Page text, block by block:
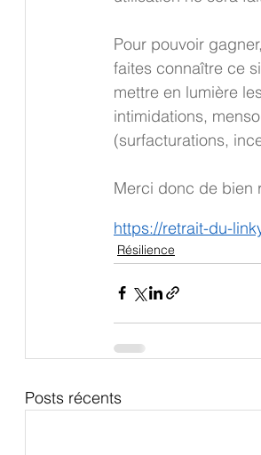
Pour pouvoir
faites connaître ce
mettre en lumière
intimidations,
(surfacturations,
Merci donc de bien
https://retrait-du-
Résilience
Posts récents